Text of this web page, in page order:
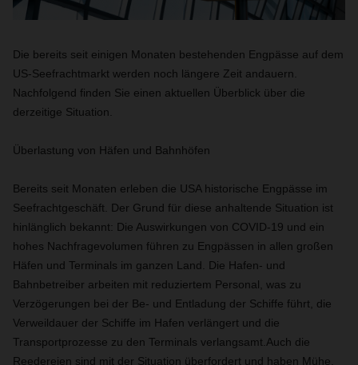
Die bereits seit einigen Monaten bestehenden Engpässe auf dem
US-Seefrachtmarkt werden noch längere Zeit andauern.
Nachfolgend finden Sie einen aktuellen Überblick über die
derzeitige Situation.
Überlastung von Häfen und Bahnhöfen
Bereits seit Monaten erleben die USA historische Engpässe im
Seefrachtgeschäft. Der Grund für diese anhaltende Situation ist
hinlänglich bekannt: Die Auswirkungen von COVID-19 und ein
hohes Nachfragevolumen führen zu Engpässen in allen großen
Häfen und Terminals im ganzen Land. Die Hafen- und
Bahnbetreiber arbeiten mit reduziertem Personal, was zu
Verzögerungen bei der Be- und Entladung der Schiffe führt, die
Verweildauer der Schiffe im Hafen verlängert und die
Transportprozesse zu den Terminals verlangsamt.Auch die
Reedereien sind mit der Situation überfordert und haben Mühe,